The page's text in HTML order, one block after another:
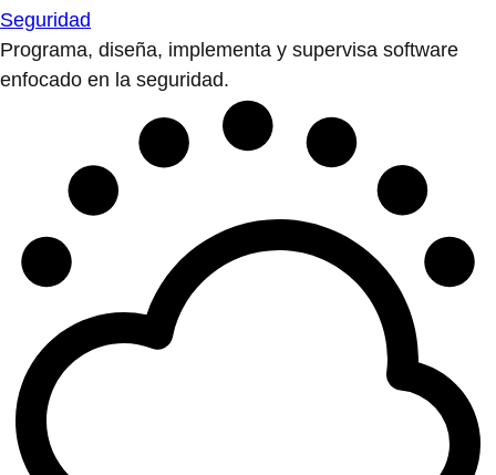
Seguridad
Programa, diseña, implementa y supervisa software
enfocado en la seguridad.